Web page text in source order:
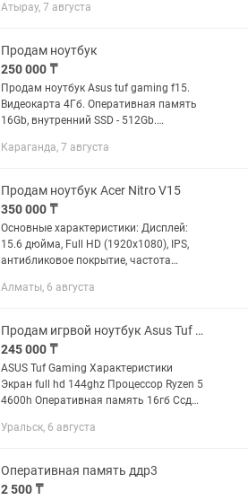
рабочие и использовались на
Атырау, 7 августа
Продам ноутбук
250 000 ₸
Продам ноутбук Asus tuf gaming f15.
Видеокарта 4Гб. Оперативная память
16Gb, внутренний SSD - 512Gb.
отличном состоянии. Работает без
Караганда, 7 августа
Продам ноутбук Acer Nitro V15
350 000 ₸
Основные характеристики: Дисплей:
15.6 дюйма, Full HD (1920x1080), IPS,
антибликовое покрытие, частота
Intel Core i5/i7 13-го поколения
Алматы, 6 августа
Продам игрвой ноутбук Asus Tuf Gaming
245 000 ₸
ASUS Tuf Gaming Характеристики
Экран full hd 144ghz Процессор Ryzen 5
4600h Оперативная память 16гб Ссд
состоянии Игры тянет хорошо Заряд
Уральск, 6 августа
Оперативная память ддр3
2 500 ₸